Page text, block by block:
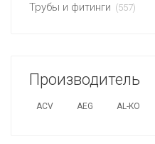
Трубы и фитинги (557)
Производитель
ACV AEG AL-KO